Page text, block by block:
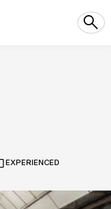
EXPERIENCED